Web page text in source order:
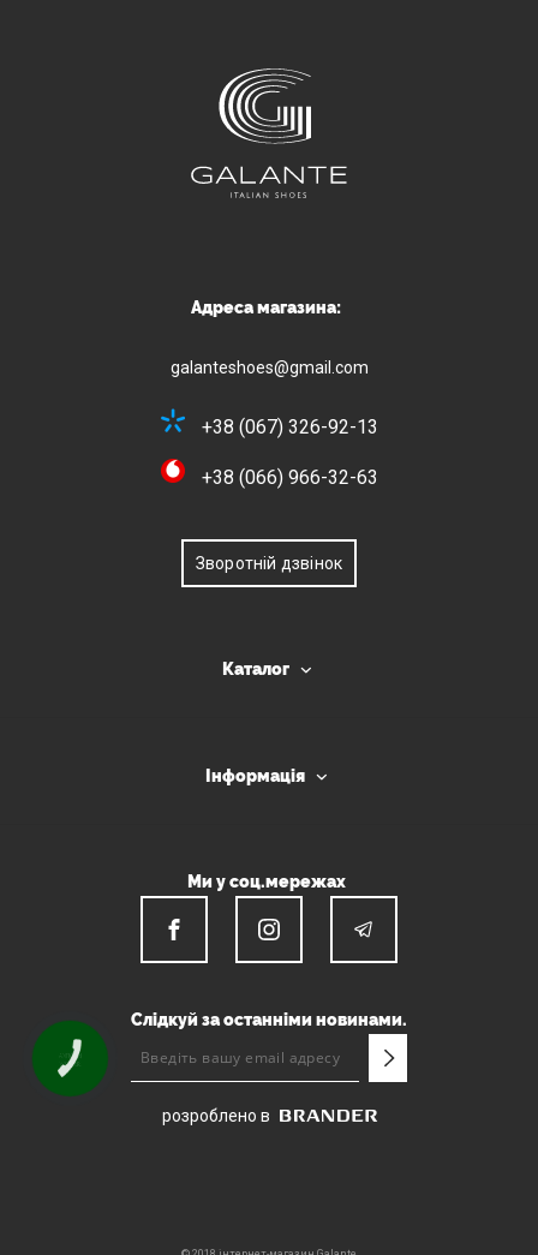
Адреса магазина:
galanteshoes@gmail.com
+38 (067) 326-92-13
+38 (066) 966-32-63
Зворотній дзвінок
Каталог
Інформація
Ми у соц.мережах
Слідкуй за останніми новинами.
розроблено в
КНОПКА
ЗВ'ЯЗКУ